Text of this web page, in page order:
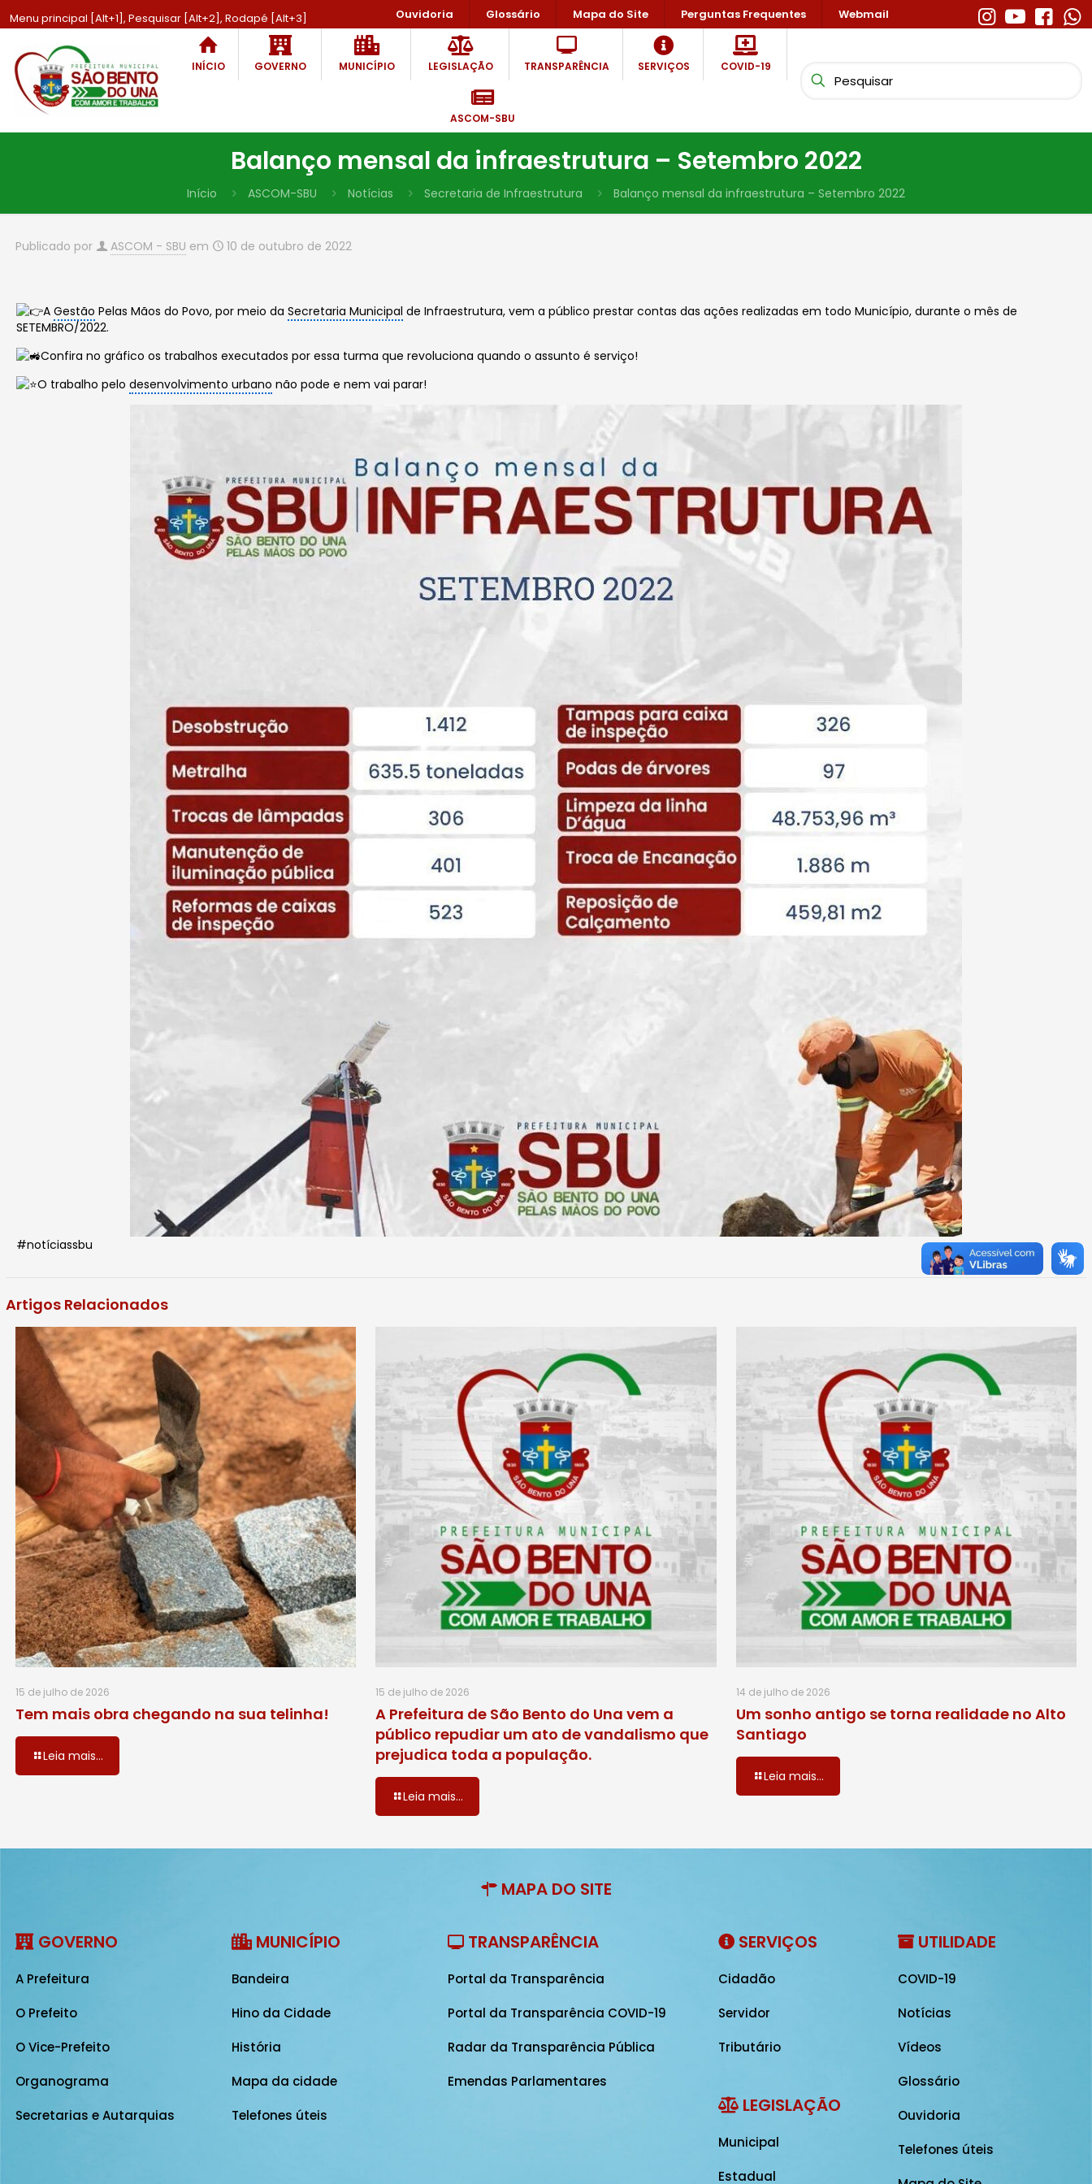
Menu principal [Alt+1], Pesquisar [Alt+2], Rodapé [Alt+3] Ouvidoria Glossário Mapa do Site Perguntas Frequentes Webmail
INÍCIO GOVERNO MUNICÍPIO LEGISLAÇÃO TRANSPARÊNCIA SERVIÇOS COVID-19
ASCOM-SBU
Balanço mensal da infraestrutura – Setembro 2022
Início ASCOM-SBU Notícias Secretaria de Infraestrutura Balanço mensal da infraestrutura – Setembro 2022
Publicado por ASCOM - SBU em 10 de outubro de 2022
AGestão Pelas Mãos do Povo, por meio daSecretaria Municipal de Infraestrutura, vem a público prestar contas das ações realizadas em todo Município, durante o mês de
SETEMBRO/2022.
Confira no gráfico os trabalhos executados por essa turma que revoluciona quando o assunto é serviço!
O trabalho pelodesenvolvimento urbano não pode e nem vai parar!
#notíciassbu
Artigos Relacionados
15 de julho de 2026
Tem mais obra chegando na sua telinha!
Leia mais...
15 de julho de 2026
A Prefeitura de São Bento do Una vem a
público repudiar um ato de vandalismo que
prejudica toda a população.
Leia mais...
14 de julho de 2026
Um sonho antigo se torna realidade no Alto
Santiago
Leia mais...
MAPA DO SITE
GOVERNO
A Prefeitura
O Prefeito
O Vice-Prefeito
Organograma
Secretarias e Autarquias
MUNICÍPIO
Bandeira
Hino da Cidade
História
Mapa da cidade
Telefones úteis
TRANSPARÊNCIA
Portal da Transparência
Portal da Transparência COVID-19
Radar da Transparência Pública
Emendas Parlamentares
SERVIÇOS
Cidadão
Servidor
Tributário
LEGISLAÇÃO
Municipal
Estadual
UTILIDADE
COVID-19
Notícias
Vídeos
Glossário
Ouvidoria
Telefones úteis